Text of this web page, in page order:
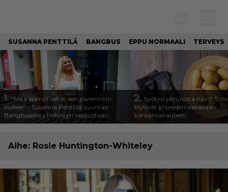
SUSANNA PENTTILÄ BANGBUS EPPU NORMAALI TERVEYS
1.”Mitä isompi vehje, sen paremmin
kulkee” – Susanna Penttilä suuntasi
Bangbussinsa Helsingin keskustaan
2. Syötkö perunoita näin?
löysivät yhteyden vakavaan
kansansairauteen
Aihe: Rosie Huntington-Whiteley